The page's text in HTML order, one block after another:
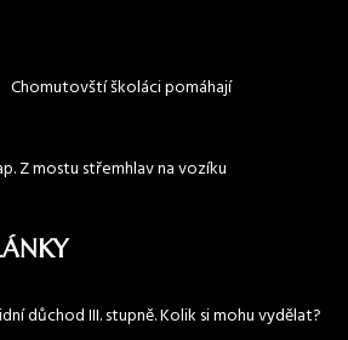
Chomutovští školáci pomáhají
Z mostu střemhlav na vozíku
důchod III. stupně. Kolik si mohu vydělat?